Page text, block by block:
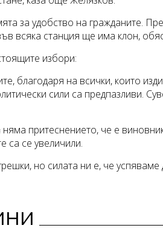
за удобство на гражданите.
всяка станция ще има клон,
избори:
благодаря на всички, които
сили са предпазливи.
притеснението, че е
са се увеличили.
но силата ни е, че